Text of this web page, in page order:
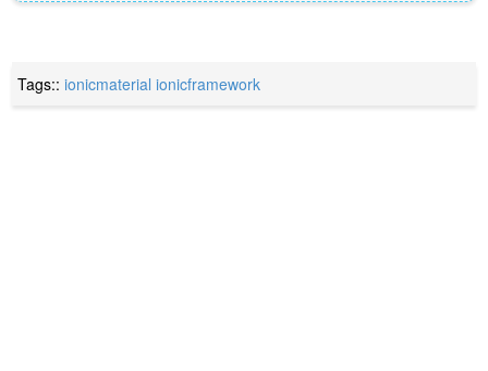
Tags::ionicmaterial ionicframework